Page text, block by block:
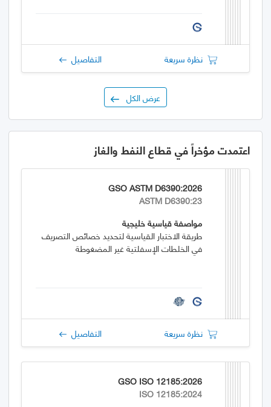
نظرة سريعة التفاصيل
عرض الكل
اعتمدت مؤخراً في قطاع النفط والغاز
GSO ASTM D6390:2026
ASTM D6390:23
مواصفة قياسية خليجية
طريقة الاختبار القياسية لتحديد خصائص التصريف
في الخلطات الإسفلتية غير المضغوطة
نظرة سريعة التفاصيل
GSO ISO 12185:2026
ISO 12185:2024